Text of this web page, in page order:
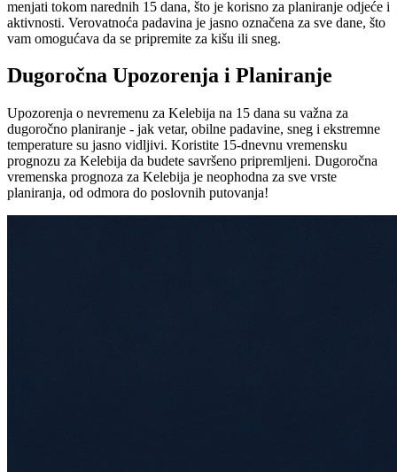
menjati tokom narednih 15 dana, što je korisno za planiranje odjeće i
aktivnosti. Verovatnoća padavina je jasno označena za sve dane, što
vam omogućava da se pripremite za kišu ili sneg.
Dugoročna Upozorenja i Planiranje
Upozorenja o nevremenu za Kelebija na 15 dana su važna za
dugoročno planiranje - jak vetar, obilne padavine, sneg i ekstremne
temperature su jasno vidljivi. Koristite 15-dnevnu vremensku
prognozu za Kelebija da budete savršeno pripremljeni. Dugoročna
vremenska prognoza za Kelebija je neophodna za sve vrste
planiranja, od odmora do poslovnih putovanja!